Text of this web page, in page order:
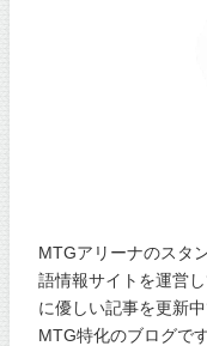
MTGアリーナのスタ
語情報サイトを運営
に優しい記事を更新
MTG特化のブログです